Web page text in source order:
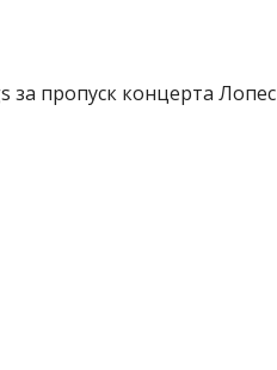
за пропуск концерта Лопес